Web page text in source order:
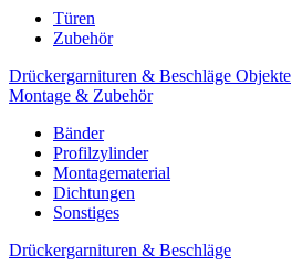
Türen
Zubehör
Drückergarnituren & Beschläge Objekte
Montage & Zubehör
Bänder
Profilzylinder
Montagematerial
Dichtungen
Sonstiges
Drückergarnituren & Beschläge